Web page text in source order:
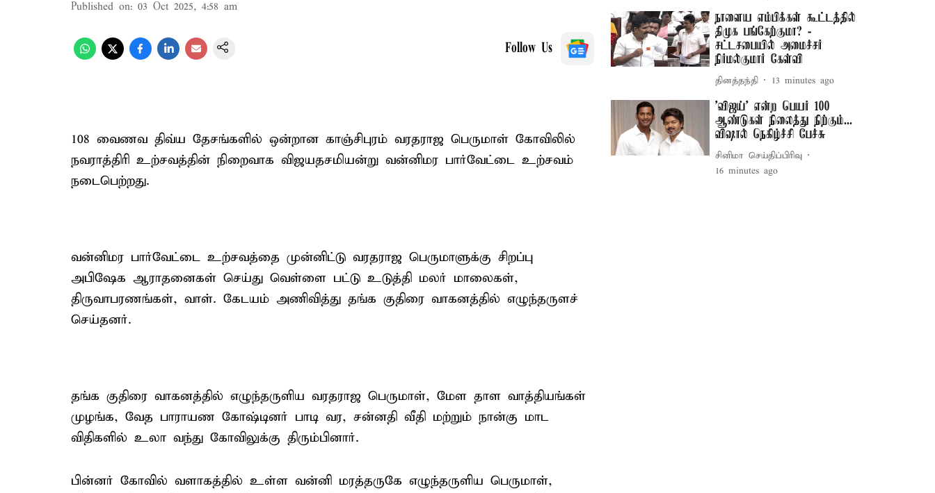
Published on: 03 Oct 2025, 4:58 am
Follow Us
108 வைணவ திவ்ய தேசங்களில் ஒன்றான காஞ்சிபுரம் வரதராஜ பெருமாள் கோவிலில்
நவராத்திரி உற்சவத்தின் நிறைவாக விஜயதசமியன்று வன்னிமர பார்வேட்டை உற்சவம்
நடைபெற்றது.
வன்னிமர பார்வேட்டை உற்சவத்தை முன்னிட்டு வரதராஜ பெருமாளுக்கு சிறப்பு
அபிஷேக ஆராதனைகள் செய்து வெள்ளை பட்டு உடுத்தி மலர் மாலைகள்,
திருவாபரணங்கள், வாள். கேடயம் அணிவித்து தங்க குதிரை வாகனத்தில் எழுந்தருளச்
செய்தனர்.
தங்க குதிரை வாகனத்தில் எழுந்தருளிய வரதராஜ பெருமாள், மேள தாள வாத்தியங்கள்
முழங்க, வேத பாராயண கோஷ்டினர் பாடி வர, சன்னதி வீதி மற்றும் நான்கு மாட
விதிகளில் உலா வந்து கோவிலுக்கு திரும்பினார்.
பின்னர் கோவில் வளாகத்தில் உள்ள வன்னி மரத்தருகே எழுந்தருளிய பெருமாள்,
நாளைய எம்பிக்கள் கூட்டத்தில்
திமுக பங்கேற்குமா? -
சட்டசபையில் அமைச்சர்
நிர்மல்குமார் கேள்வி
தினத்தந்தி 13 minutes ago
'விஜய்' என்ற பெயர் 100
ஆண்டுகள் நிலைத்து நிற்கும்...
விஷால் நெகிழ்ச்சி பேச்சு
சினிமா செய்திப்பிரிவு
16 minutes ago